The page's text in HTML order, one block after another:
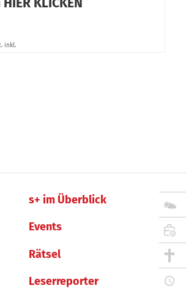
s+ im Überblick
Events
Rätsel
Leserreporter